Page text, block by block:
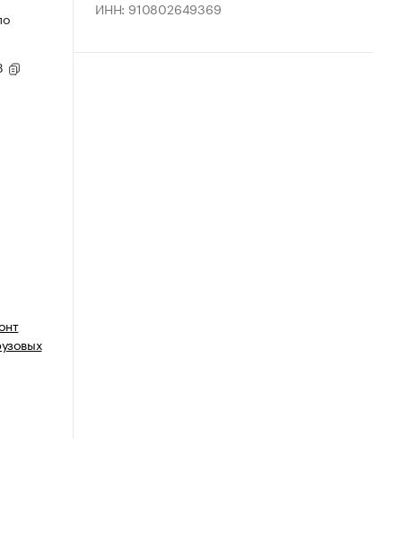
ИНН: 910802649369